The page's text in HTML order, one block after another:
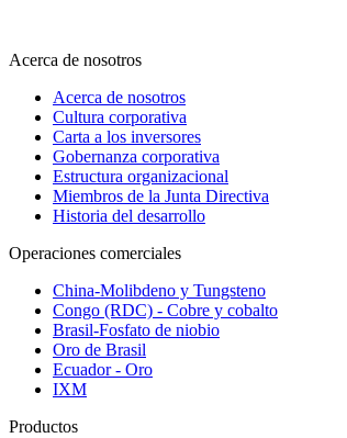
Acerca de nosotros
Acerca de nosotros
Cultura corporativa
Carta a los inversores
Gobernanza corporativa
Estructura organizacional
Miembros de la Junta Directiva
Historia del desarrollo
Operaciones comerciales
China-Molibdeno y Tungsteno
Congo (RDC) - Cobre y cobalto
Brasil-Fosfato de niobio
Oro de Brasil
Ecuador - Oro
IXM
Productos